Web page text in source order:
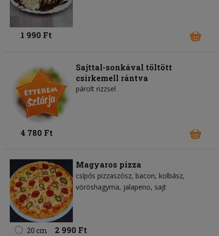
1 990 Ft
Sajttal-sonkával töltött
csirkemell rántva
párolt rizzsel
4 780 Ft
Magyaros pizza
csípős pizzaszósz bacon kolbász
vöröshagyma jalapeno sajt
20 cm 2 990 Ft